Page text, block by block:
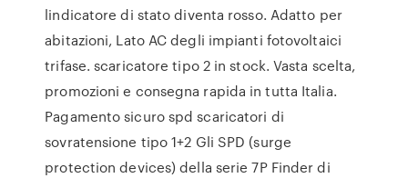
lindicatore di stato diventa rosso. Adatto per
abitazioni, Lato AC degli impianti fotovoltaici
trifase. scaricatore tipo 2 in stock. Vasta scelta,
promozioni e consegna rapida in tutta Italia.
Pagamento sicuro spd scaricatori di
sovratensione tipo 1+2 Gli SPD (surge
protection devices) della serie 7P Finder di